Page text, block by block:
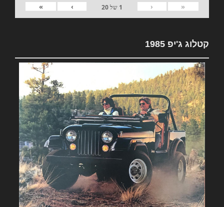
«
‹
1 של20
›
»
קטלוג ג'יפ 1985